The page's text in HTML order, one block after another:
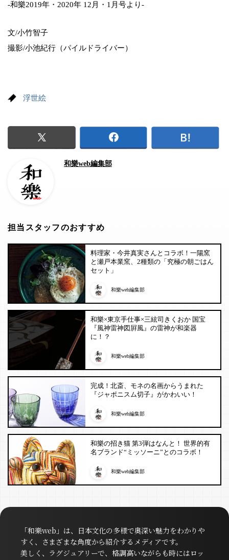
-和樂2019年・2020年 12月・1月号より-
文/小竹智子
撮影/小池紀行（パイルドライバー）
浮世絵
和樂web編集部
担当スタッフのおすすめ
料理家・今井真実さんとコラボ！一陽窯
と瀬戸本業窯、2種類の「究極の朝ごはん
セット」
和樂web編集部
和樂×東京手仕事×三絃司きくおか 国宝
『風神雷神図屛風』の雷神が和楽器
に！？
和樂web編集部
完成！北斎、モネの名画からうまれた
『ジャポニスム切子』がかわいい！
和樂web編集部
和樂の招き猫 第3弾はなんと！ 世界的有
名ブランド“ミッソーニ”とのコラボ！
和樂web編集部
「和樂web」は、日本文化の多様で奥深い魅力をわかりや
すく、さまざまな角度から紹介するメディアです。
美しく、ラグジュアリーで、格調高いながらも時にはロッ